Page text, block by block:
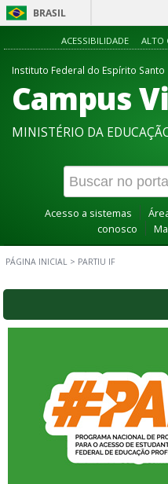
BRASIL
ACESSIBILIDADE ALTO
Instituto Federal do Espírito Santo
Campus
MINISTÉRIO DA
Acesso a sistemas
conosco
PÁGINA INICIAL > PARTIU IF